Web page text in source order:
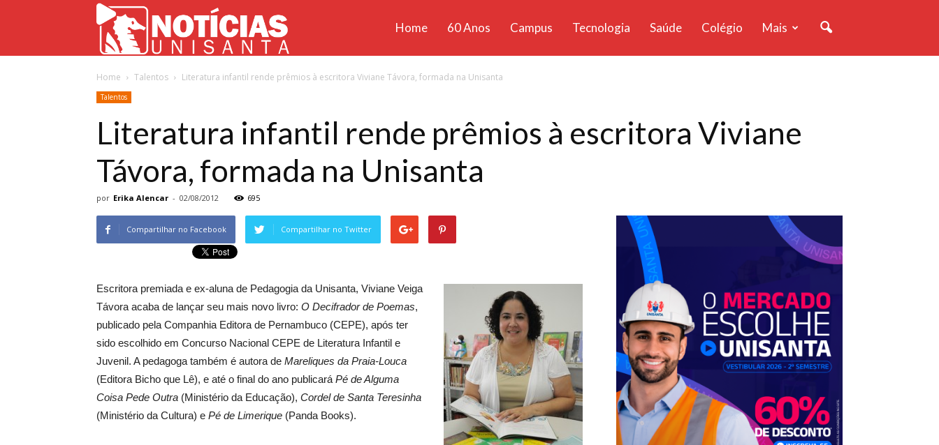
Unisanta
Home 60 Anos Campus Tecnologia Saúde Colégio Mais
Home Talentos Literatura infantil rende prêmios à escritora Viviane Távora, formada na Unisanta
Talentos
Literatura infantil rende prêmios à escritora Viviane
Távora, formada na Unisanta
por Erika Alencar - 02/08/2012 695
Compartilhar no Facebook Compartilhar no Twitter
Escritora premiada e ex-aluna de Pedagogia da Unisanta, Viviane Veiga
Távora acaba de lançar seu mais novo livro: O Decifrador de Poemas,
publicado pela Companhia Editora de Pernambuco (CEPE), após ter
sido escolhido em Concurso Nacional CEPE de Literatura Infantil e
Juvenil. A pedagoga também é autora de Mareliques da Praia-Louca
(Editora Bicho que Lê), e até o final do ano publicará Pé de Alguma
Coisa Pede Outra (Ministério da Educação), Cordel de Santa Teresinha
(Ministério da Cultura) e Pé de Limerique (Panda Books).